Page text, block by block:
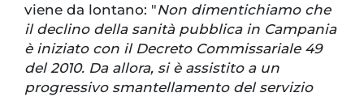
viene da lontano: "Non dimentichiamo che
il declino della sanità pubblica in Campania
è iniziato con il Decreto Commissariale 49
del 2010. Da allora, si è assistito a un
progressivo smantellamento del servizio